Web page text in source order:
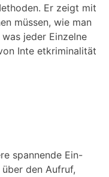
Er zeigt mit
müssen, wie man
jeder Einzelne
Inte etkriminalität
spannende Ein-
den Aufruf,